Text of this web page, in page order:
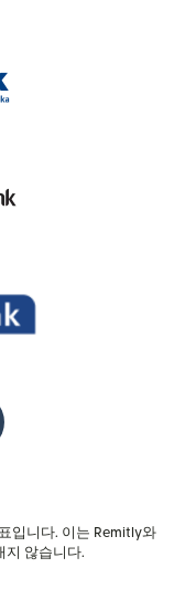
입니다. 이는 Remitly와
지 않습니다.